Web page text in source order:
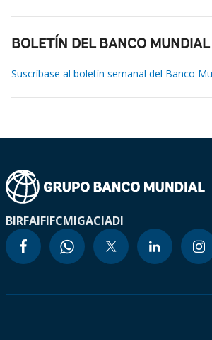
BOLETÍN DEL BANCO MUNDIAL
Suscríbase al boletín semanal del Banco
BIRFAIFIFCMIGACIADI